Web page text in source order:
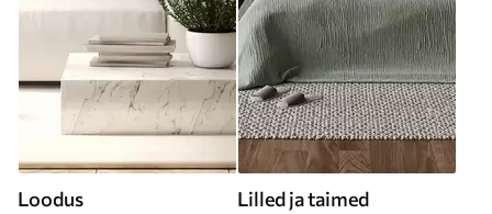
Loodus Lilled ja taimed